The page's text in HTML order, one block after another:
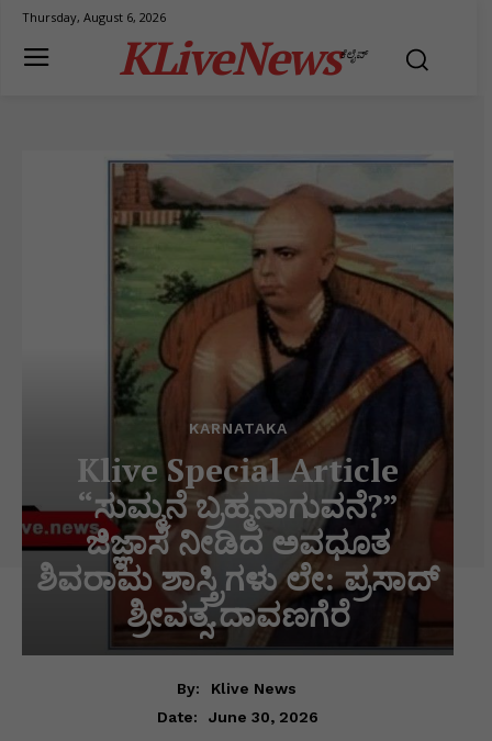
Thursday, August 6, 2026
KLiveNewsಕೆಲೈವ್
KARNATAKA
Klive Special Article
“ಸುಮ್ಮನೆ ಬ್ರಹ್ಮನಾಗುವನೆ?”
ಜಿಜ್ಞಾಸೆ ನೀಡಿದ ಅವಧೂತ
ಶಿವರಾಮ ಶಾಸ್ತ್ರಿಗಳು ಲೇ: ಪ್ರಸಾದ್
ಶ್ರೀವತ್ಸ.ದಾವಣಗೆರೆ
By:
Klive News
Date:
June 30, 2026